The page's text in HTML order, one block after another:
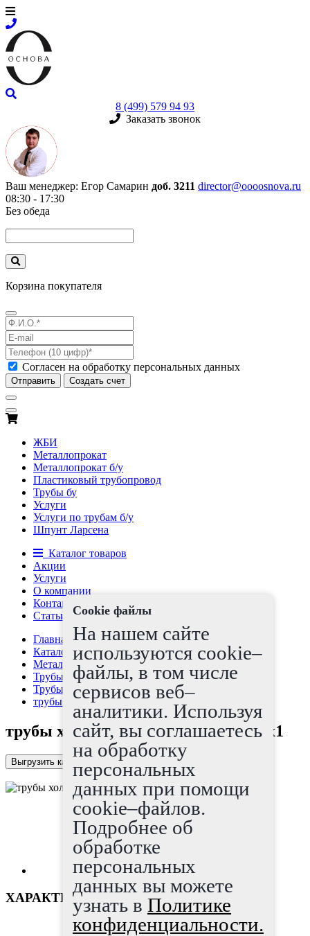
8 (499) 579 94 93
Заказать звонок
Ваш менеджер: Егор Самарин доб. 3211 director@oooosnova.ru
08:30 - 17:30
Без обеда
Корзина покупателя
Согласен на обработку персональных данных
Отправить Создать счет
ЖБИ
Металлопрокат
Металлопрокат б/у
Пластиковый трубопровод
Трубы бу
Услуги
Услуги по трубам б/у
Шпунт Ларсена
Каталог товаров
Акции
Услуги
О компании
Контакты
Статьи
Главная страница
Каталог
Металлопрокат
Трубы
Трубы х/д
трубы холоднодеформированные 6x1
трубы холоднодеформированные 6x1
Выгрузить каталог в Excel
ХАРАКТЕРИСТИКИ
Cookie файлы
На нашем сайте
используются cookie–
файлы, в том числе
сервисов веб–
аналитики. Используя
сайт, вы соглашаетесь
на обработку
персональных
данных при помощи
cookie–файлов.
Подробнее об
обработке
персональных
данных вы можете
узнать в Политике
конфиденциальности.